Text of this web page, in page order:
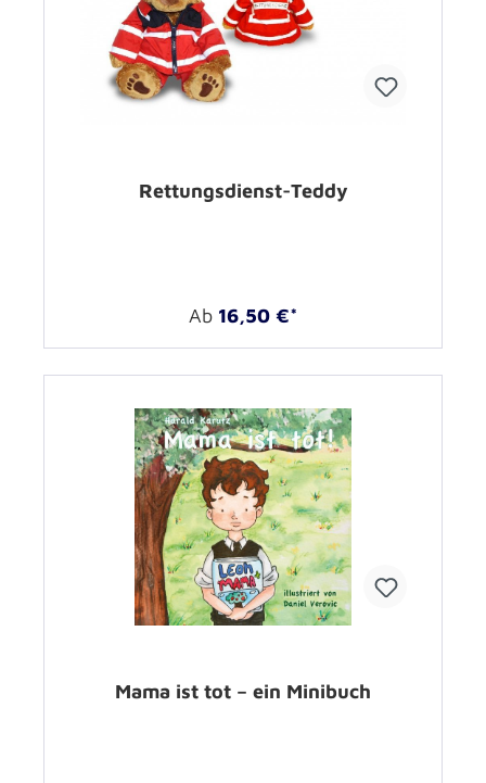
Rettungsdienst-Teddy
Ab 16,50 €*
Mama ist tot – ein Minibuch